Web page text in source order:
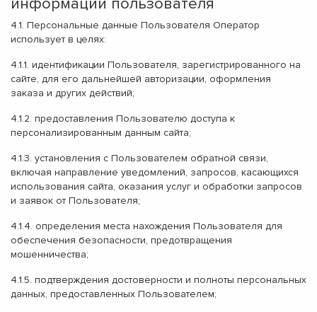
4.1. Персональные данные Пользователя Оператор
использует в целях:
4.1.1. идентификации Пользователя, зарегистрированного на
сайте, для его дальнейшей авторизации, оформления
заказа и других действий;
4.1.2. предоставления Пользователю доступа к
персонализированным данным сайта;
4.1.3. установления с Пользователем обратной связи,
включая направление уведомлений, запросов, касающихся
использования сайта, оказания услуг и обработки запросов
и заявок от Пользователя;
4.1.4. определения места нахождения Пользователя для
обеспечения безопасности, предотвращения
мошенничества;
4.1.5. подтверждения достоверности и полноты персональных
данных, предоставленных Пользователем;